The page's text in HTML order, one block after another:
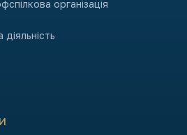
організація